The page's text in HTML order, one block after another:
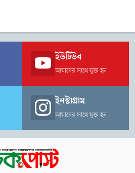
ইউটিউব
আমাদের সাথে যুক্ত হন
ইনস্টাগ্রাম
আমাদের সাথে যুক্ত হন